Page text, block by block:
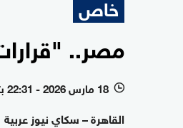
خاص
مصر..
l 18 مارس 2026 - 22:31 بتوقيت أبوظبي
القاهرة – سكاي نيوز عربية